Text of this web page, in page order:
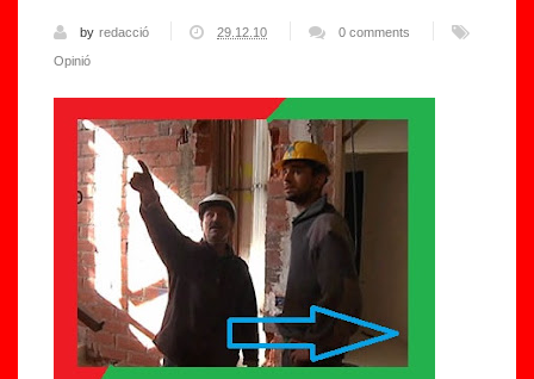
by redacció 29.12.10
0 comments
Opinió